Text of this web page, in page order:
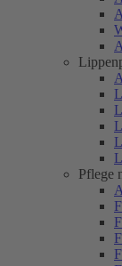
Pflege